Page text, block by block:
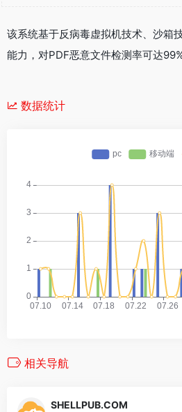
该系统基于反病毒虚拟机技术、沙箱
能力，对PDF恶意文件检测率可达99%
数据统计
相关导航
SHELLPUB.COM